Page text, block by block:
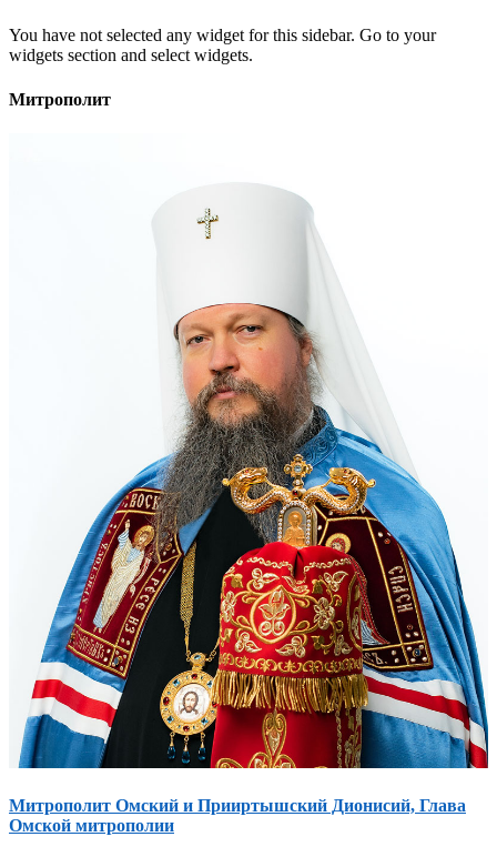
You have not selected any widget for this sidebar. Go to your
widgets section and select widgets.
Митрополит
Митрополит Омский и Прииртышский Дионисий, Глава
Омской митрополии